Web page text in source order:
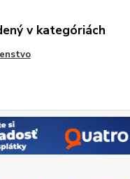
v kategóriách